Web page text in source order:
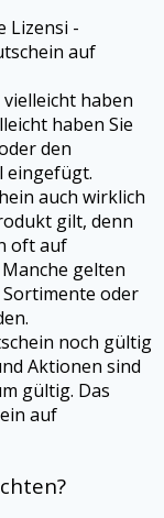
Lizensi -
auf
haben
haben Sie
den
eingefügt.
auch wirklich
gilt, denn
oft auf
gelten
oder
noch gültig
Aktionen sind
gültig. Das
auf